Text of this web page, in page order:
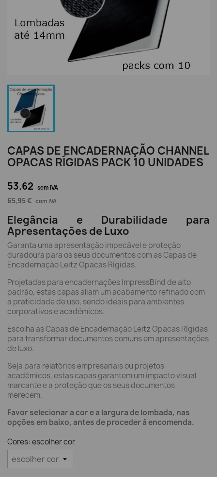
CAPAS DE ENCADERNAÇÃO CHANNEL
OPACAS RÍGIDAS PACK 10 UNIDADES
53.62 sem IVA
65,95 € com IVA
Elegância e Durabilidade para
Apresentações de Luxo
Garanta uma apresentação impecável e proteção
duradoura para os seus documentos com as Capas de
Encadernação Leitz Opacas Rígidas.
Projetadas para encadernações ImpressBind de alto
padrão, estas capas aliam um acabamento refinado com
a praticidade de uso, sendo ideais para ambientes
corporativos e académicos.
Escolha as Capas de Encadernação Leitz Opacas Rígidas
para transformar documentos comuns em apresentações
de luxo.
Seja para relatórios empresariais ou projetos
académicos, estas capas garantem um impacto visual
marcante e a proteção que os seus documentos
merecem.
Favor selecionar a cor e a largura de lombada, nas
opções em baixo, antes de proceder à encomenda.
Cores: escolher cor